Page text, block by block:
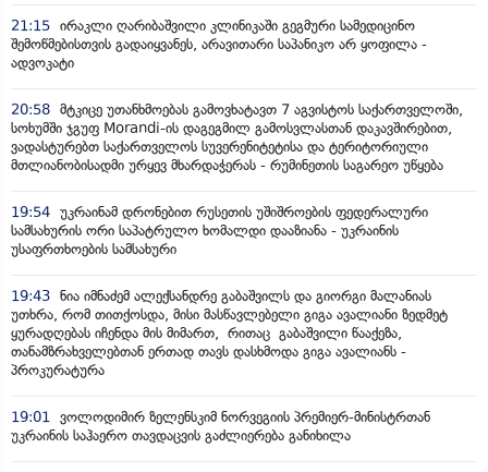
21:15 ირაკლი ღარიბაშვილი კლინიკაში გეგმური სამედიცინო
შემოწმებისთვის გადაიყვანეს, არავითარი საპანიკო არ ყოფილა -
ადვოკატი
20:58 მტკიცე უთანხმოებას გამოვხატავთ 7 აგვისტოს საქართველოში,
სოხუმში ჯგუფ Morandi-ის დაგეგმილ გამოსვლასთან დაკავშირებით,
ვადასტურებთ საქართველოს სუვერენიტეტისა და ტერიტორიული
მთლიანობისადმი ურყევ მხარდაჭერას - რუმინეთის საგარეო უწყება
19:54 უკრაინამ დრონებით რუსეთის უშიშროების ფედერალური
სამსახურის ორი საპატრულო ხომალდი დააზიანა - უკრაინის
უსაფრთხოების სამსახური
19:43 ნია იმნაძემ ალექსანდრე გაბაშვილს და გიორგი მალანიას
უთხრა, რომ თითქოსდა, მისი მასწავლებელი გიგა ავალიანი ზედმეტ
ყურადღებას იჩენდა მის მიმართ, რითაც გაბაშვილი წააქეზა,
თანამზრახველებთან ერთად თავს დასხმოდა გიგა ავალიანს -
პროკურატურა
19:01
ვოლოდიმირ ზელენსკიმ ნორვეგიის პრემიერ-მინისტრთან
უკრაინის საჰაერო თავდაცვის გაძლიერება განიხილა